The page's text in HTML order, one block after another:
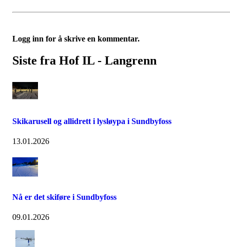
Logg inn for å skrive en kommentar.
Siste fra Hof IL - Langrenn
Skikarusell og allidrett i lysløypa i Sundbyfoss
13.01.2026
Nå er det skiføre i Sundbyfoss
09.01.2026